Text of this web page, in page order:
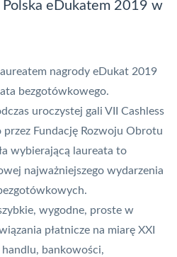
Polska eDukatem 2019 w
nagrody eDukat 2019
bezgotówkowego.
uroczystej gali VII Cashless
przez Fundację Rozwoju Obrotu
wybierającą laureata to
najważniejszego wydarzenia
wygodne, proste w
płatnicze na miarę XXI
bankowości,